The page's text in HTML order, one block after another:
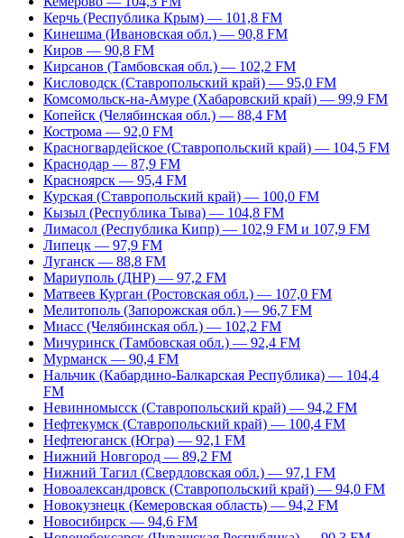
Керчь (Республика Крым) — 101,8 FM
Кинешма (Ивановская обл.) — 90,8 FM
Киров — 90,8 FM
Кирсанов (Тамбовская обл.) — 102,2 FM
Кисловодск (Ставропольский край) — 95,0 FM
Комсомольск-на-Амуре (Хабаровский край) — 99,9 FM
Копейск (Челябинская обл.) — 88,4 FM
Кострома — 92,0 FM
Красногвардейское (Ставропольский край) — 104,5 FM
Краснодар — 87,9 FM
Красноярск — 95,4 FM
Курская (Ставропольский край) — 100,0 FM
Кызыл (Республика Тыва) — 104,8 FM
Лимасол (Республика Кипр) — 102,9 FM и 107,9 FM
Липецк — 97,9 FM
Луганск — 88,8 FM
Мариуполь (ДНР) — 97,2 FM
Матвеев Курган (Ростовская обл.) — 107,0 FM
Мелитополь (Запорожская обл.) — 96,7 FM
Миасс (Челябинская обл.) — 102,2 FM
Мичуринск (Тамбовская обл.) — 92,4 FM
Мурманск — 90,4 FM
Нальчик (Кабардино-Балкарская Республика) — 104,4
FM
Невинномысск (Ставропольский край) — 94,2 FM
Нефтекумск (Ставропольский край) — 100,4 FM
Нефтеюганск (Югра) — 92,1 FM
Нижний Новгород — 89,2 FM
Нижний Тагил (Свердловская обл.) — 97,1 FM
Новоалександровск (Ставропольский край) — 94,0 FM
Новокузнецк (Кемеровская область) — 94,2 FM
Новосибирск — 94,6 FM